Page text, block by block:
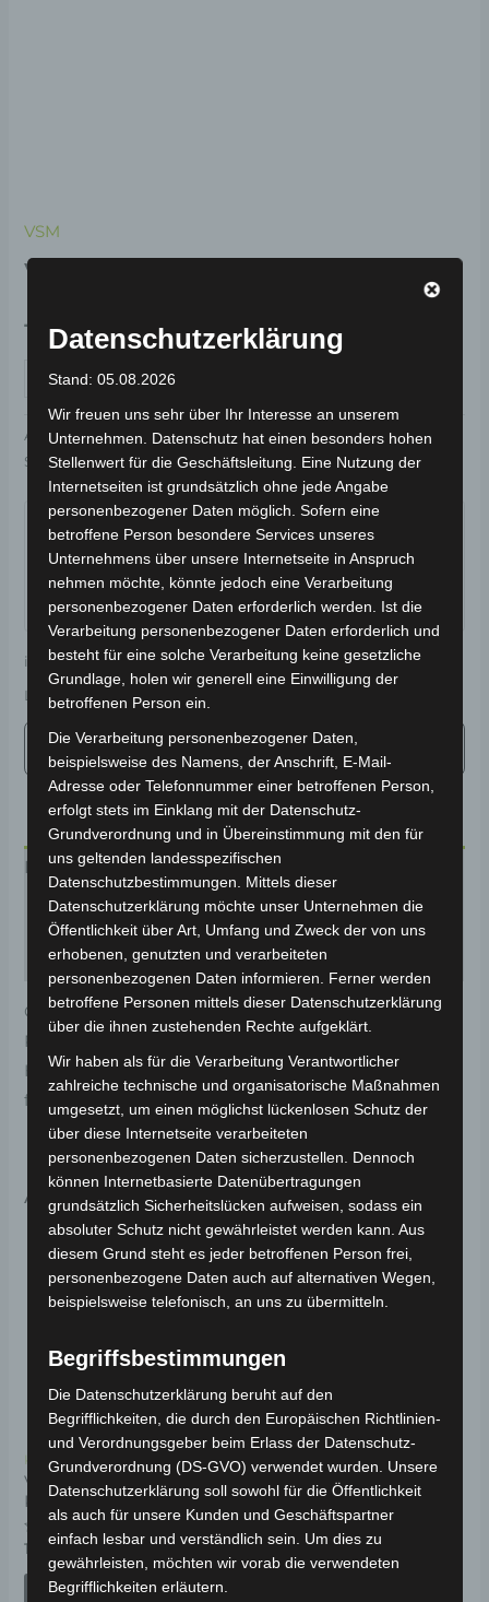
VSM
VSM PEDALWELLE
19,00€ *
IN DEN WARENKORB
Artikelnummer: 3H203-2003A-00 Kategorie:VSM
Schlagwort:Antrieb & Motor
Garantiert sicherer Checkout
inkl. 19 % MwSt.Kostenloser Versand
Lieferzeit:
Versandfertig innerhalb 24 Stunden*
Beschreibung
Produktsicherheit
Rezensionen (0)
Original-Ersatzteil für den Elektro-Scooter VSM.
Pedalwelle für optimale Funktionalität und
Haltbarkeit. Weitere Informationen zum Fahrzeug
findest du hier:
Volta Motor Elektro-Scooter VSM
Ähnliche Produkte
Kostenloser Versand
VSM HINTERER
KOTFLÜGEL KABEL
Bewertet
mit
0
19,00€
IN DEN WARENKORB
Kostenloser Versand
VSM CONTROLLER-
GEHÄUSE KUNSTSTOFF
Bewertet
mit
0
19,00€
Datenschutzerklärung
Stand: 05.08.2026
Wir freuen uns sehr über Ihr Interesse an unserem
Unternehmen. Datenschutz hat einen besonders hohen
Stellenwert für die Geschäftsleitung. Eine Nutzung der
Internetseiten ist grundsätzlich ohne jede Angabe
personenbezogener Daten möglich. Sofern eine
betroffene Person besondere Services unseres
Unternehmens über unsere Internetseite in Anspruch
nehmen möchte, könnte jedoch eine Verarbeitung
personenbezogener Daten erforderlich werden. Ist die
Verarbeitung personenbezogener Daten erforderlich und
besteht für eine solche Verarbeitung keine gesetzliche
Grundlage, holen wir generell eine Einwilligung der
betroffenen Person ein.
Die Verarbeitung personenbezogener Daten,
beispielsweise des Namens, der Anschrift, E-Mail-
Adresse oder Telefonnummer einer betroffenen Person,
erfolgt stets im Einklang mit der Datenschutz-
Grundverordnung und in Übereinstimmung mit den für
uns geltenden landesspezifischen
Datenschutzbestimmungen. Mittels dieser
Datenschutzerklärung möchte unser Unternehmen die
Öffentlichkeit über Art, Umfang und Zweck der von uns
erhobenen, genutzten und verarbeiteten
personenbezogenen Daten informieren. Ferner werden
betroffene Personen mittels dieser Datenschutzerklärung
über die ihnen zustehenden Rechte aufgeklärt.
Wir haben als für die Verarbeitung Verantwortlicher
zahlreiche technische und organisatorische Maßnahmen
umgesetzt, um einen möglichst lückenlosen Schutz der
über diese Internetseite verarbeiteten
personenbezogenen Daten sicherzustellen. Dennoch
können Internetbasierte Datenübertragungen
grundsätzlich Sicherheitslücken aufweisen, sodass ein
absoluter Schutz nicht gewährleistet werden kann. Aus
diesem Grund steht es jeder betroffenen Person frei,
personenbezogene Daten auch auf alternativen Wegen,
beispielsweise telefonisch, an uns zu übermitteln.
Begriffsbestimmungen
Die Datenschutzerklärung beruht auf den
Begrifflichkeiten, die durch den Europäischen Richtlinien-
und Verordnungsgeber beim Erlass der Datenschutz-
Grundverordnung (DS-GVO) verwendet wurden. Unsere
Datenschutzerklärung soll sowohl für die Öffentlichkeit
als auch für unsere Kunden und Geschäftspartner
einfach lesbar und verständlich sein. Um dies zu
gewährleisten, möchten wir vorab die verwendeten
Begrifflichkeiten erläutern.